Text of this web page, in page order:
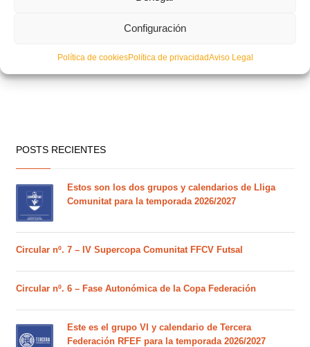
Configuración
Política de cookiesPolítica de privacidadAviso Legal
POSTS RECIENTES
Estos son los dos grupos y calendarios de Lliga
Comunitat para la temporada 2026/2027
Circular nº. 7 – IV Supercopa Comunitat FFCV Futsal
Circular nº. 6 – Fase Autonómica de la Copa Federación
Este es el grupo VI y calendario de Tercera
Federación RFEF para la temporada 2026/2027